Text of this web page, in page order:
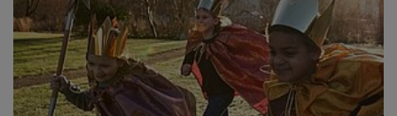
FAQ Spenden